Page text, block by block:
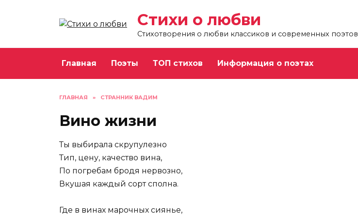
Стихи о любви
Стихотворения о любви классиков и современных поэтов
Главная Поэты ТОП стихов Информация о поэтах
ГЛАВНАЯ » СТРАННИК ВАДИМ
Вино жизни
Ты выбирала скрупулезно
Тип, цену, качество вина,
По погребам бродя нервозно,
Вкушая каждый сорт сполна.
Где в винах марочных сиянье,